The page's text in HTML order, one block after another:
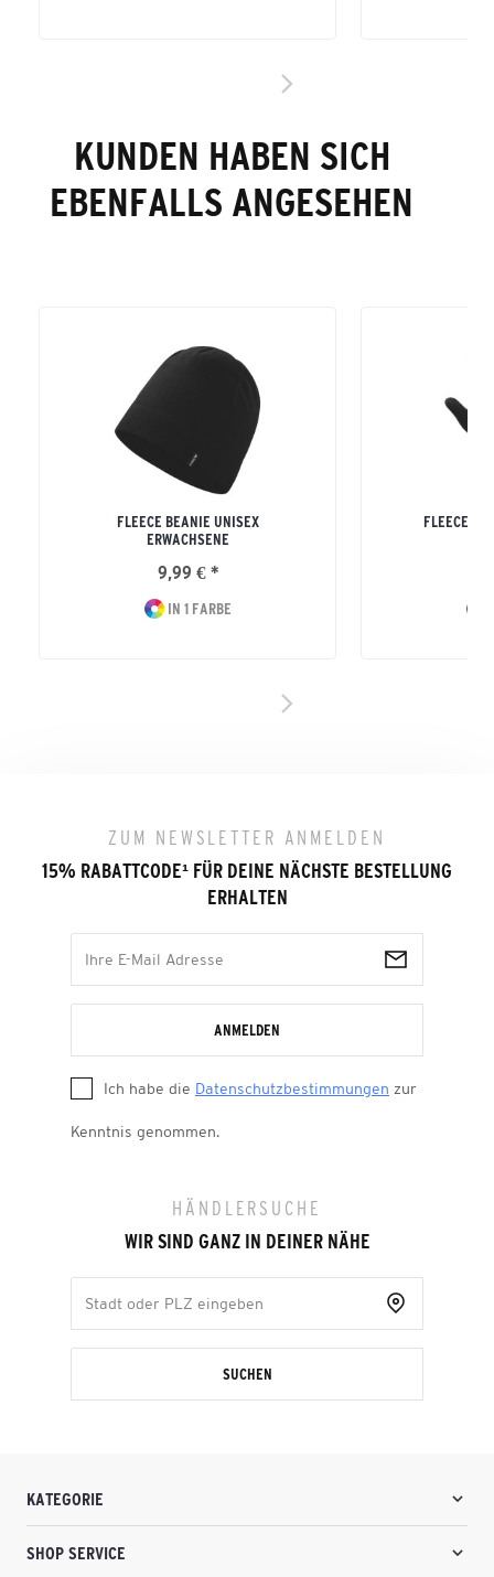
KUNDEN HABEN SICH
EBENFALLS ANGESEHEN
FLEECE BEANIE UNISEX
ERWACHSENE
9,99 € *
IN 1 FARBE
FLEECE
ZUM NEWSLETTER ANMELDEN
15% RABATTCODE¹ FÜR DEINE NÄCHSTE BESTELLUNG
ERHALTEN
ANMELDEN
Ich habe die Datenschutzbestimmungen zur
Kenntnis genommen.
HÄNDLERSUCHE
WIR SIND GANZ IN DEINER NÄHE
SUCHEN
KATEGORIE
SHOP SERVICE